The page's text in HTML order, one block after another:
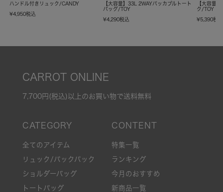
ハンドル付きリュック/CANDY
¥4,950税込
【大容量】33L 2WAYパッカブルトート
バッグ/TOY
¥4,290税込
【大容量
ク/TOY
¥5,390税込
CARROT ONLINE
7,700円(税込)以上のお買い物で送料無料
全てのアイテム
リュック/バックパック
ショルダーバッグ
トートバッグ
特集一覧
ランキング
今月のおすすめ
新商品一覧